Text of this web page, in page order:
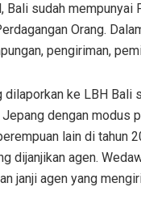
Bali sudah
Orang.
pengiriman,
ke LBH Bali
dengan modus
lain di tahun
dijanjikan agen.
janji agen yang